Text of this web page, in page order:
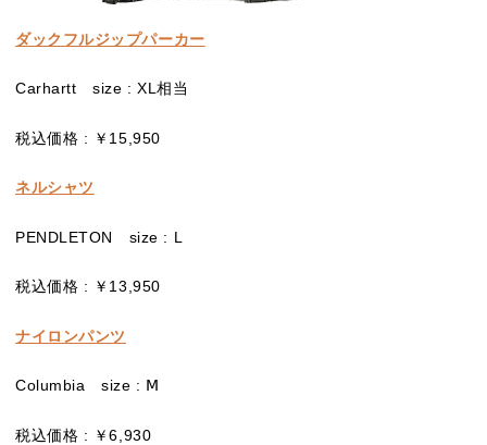
ダックフルジップパーカー
Carhartt size : XL相当
税込価格 : ￥15,950
ネルシャツ
PENDLETON size : L
税込価格 : ￥13,950
ナイロンパンツ
Columbia size : Ⅿ
税込価格 : ￥6,930